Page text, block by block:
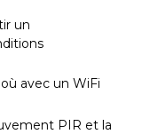
un
avec un WiFi
PIR et la